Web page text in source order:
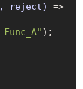
reject)
=>
);